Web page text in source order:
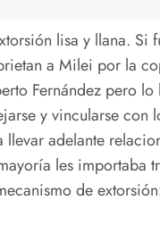
lisa y llana.
a Milei por la
Fernández pero lo
y vincularse con
adelante
les importaba
de